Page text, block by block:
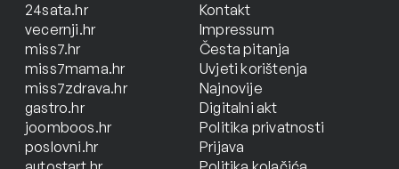
24sata.hr
vecernji.hr
miss7.hr
miss7mama.hr
miss7zdrava.hr
gastro.hr
joomboos.hr
poslovni.hr
Kontakt
Impressum
Česta pitanja
Uvjeti korištenja
Najnovije
Digitalni akt
Politika privatnosti
Prijava